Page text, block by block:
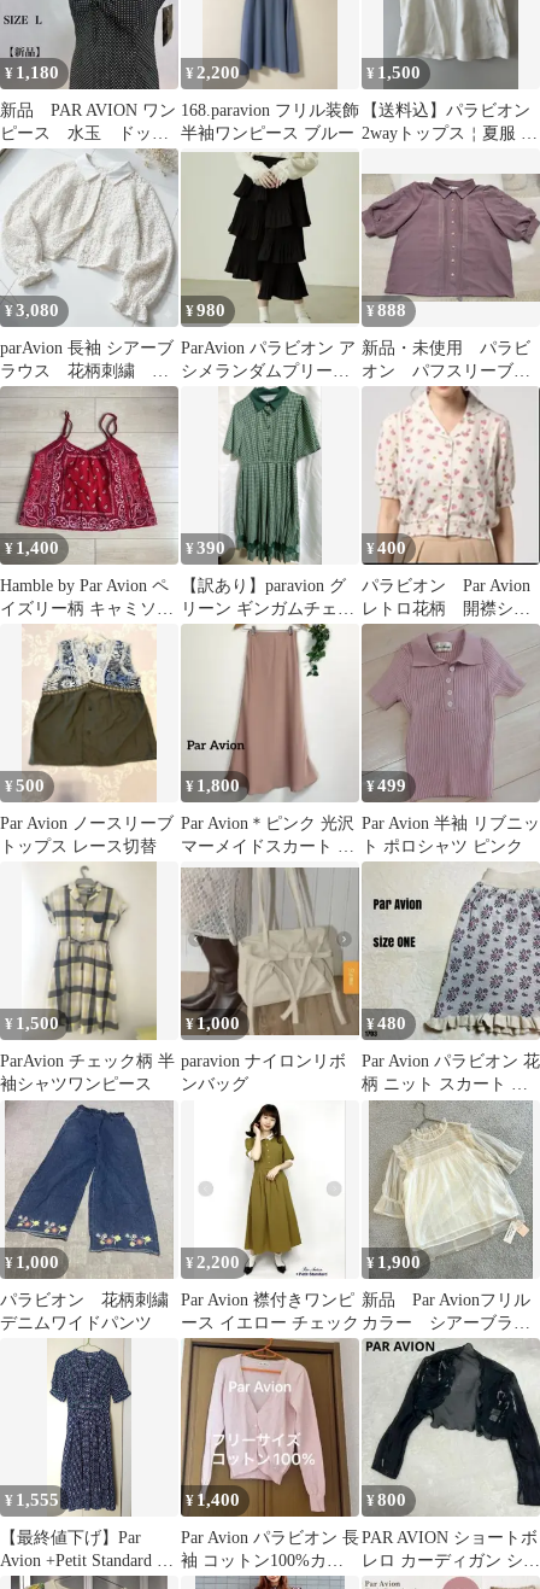
¥ 1,180
新品 PAR AVION ワン
ピース 水玉 ドッ
ト リボン ノースリ
ーブ レトロ
¥ 2,200
168.paravion フリル装飾
半袖ワンピース ブルー
¥ 1,500
【送料込】パラビオン
2wayトップス￤夏服 レ
¥3,080
parAvion 長袖 シアーブ
ラウス 花柄刺繍 ク
ロップド丈 ホワイト
¥980
ParAvion パラビオン ア
シメランダムプリーツ
スカート ロングスカー
¥888
新品・未使用 パラビ
オン パフスリーブ刺
繍レース入りブラウ
ス ラベンダー
¥ 1,400
Hamble by Par Avion ペ
イズリー柄 キャミソー
ル レッド
¥390
【訳あり】paravion グ
リーン ギンガムチェッ
ク 半袖 ワンピース
¥400
パラビオン Par Avion
レトロ花柄 開襟シャ
ツ
¥500
Par Avion ノースリーブ
トップス レース切替
¥ 1,800
Par Avion＊ピンク 光沢
マーメイドスカート ア
ンティローザ パラビオ
ン
¥499
Par Avion 半袖 リブニッ
ト ポロシャツ ピンク
¥ 1,500
ParAvion チェック柄 半
袖シャツワンピース
¥1,000
paravion ナイロンリボ
ンバッグ
¥480
Par Avion パラビオン 花
柄 ニット スカート グ
レー ONE 1703
¥ 1,000
パラビオン 花柄刺繍
デニムワイドパンツ
¥ 2,200
Par Avion 襟付きワンピ
ース イエロー チェック
¥ 1,900
新品 Par Avionフリル
カラー シアーブラウ
ス 半袖 シャーリン
¥ 1,555
【最終値下げ】Par
Avion +Petit Standard ワ
ンピース
¥ 1,400
Par Avion パラビオン 長
袖 コットン100%カー
ディガン ピンク
¥800
PAR AVION ショートボ
レロ カーディガン シア
ー 長袖 黒 M612